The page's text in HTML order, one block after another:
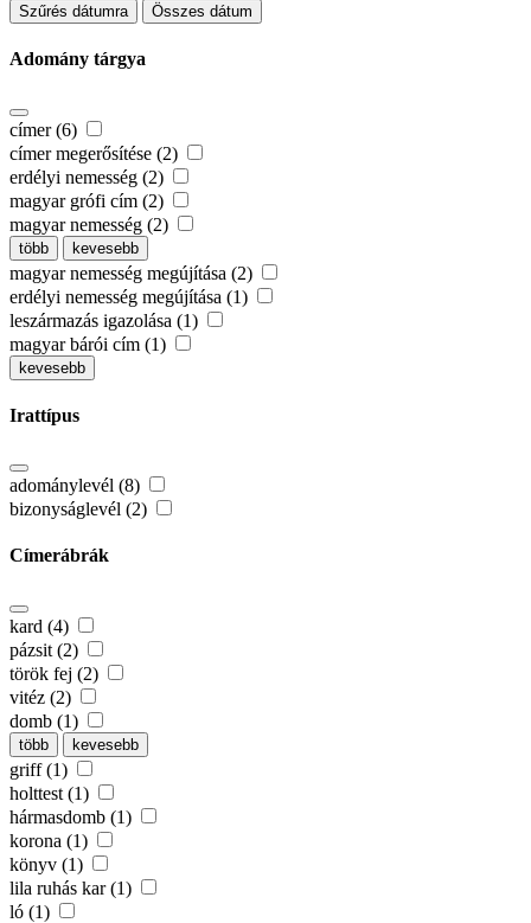
Szűrés dátumra Összes dátum
Adomány tárgya
címer (6)
címer megerősítése (2)
erdélyi nemesség (2)
magyar grófi cím (2)
magyar nemesség (2)
több kevesebb
magyar nemesség megújítása (2)
erdélyi nemesség megújítása (1)
leszármazás igazolása (1)
magyar bárói cím (1)
kevesebb
Irattípus
adománylevél (8)
bizonyságlevél (2)
Címerábrák
kard (4)
pázsit (2)
török fej (2)
vitéz (2)
domb (1)
több kevesebb
griff (1)
holttest (1)
hármasdomb (1)
korona (1)
könyv (1)
lila ruhás kar (1)
ló (1)